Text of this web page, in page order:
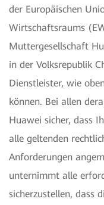
der Europäischen
Wirtschaftsraums
Muttergesellschaft
in der Volksrepublik
Dienstleister, wie
können. Bei allen
Huawei sicher, dass
alle geltenden
Anforderungen
unternimmt alle
sicherzustellen, dass